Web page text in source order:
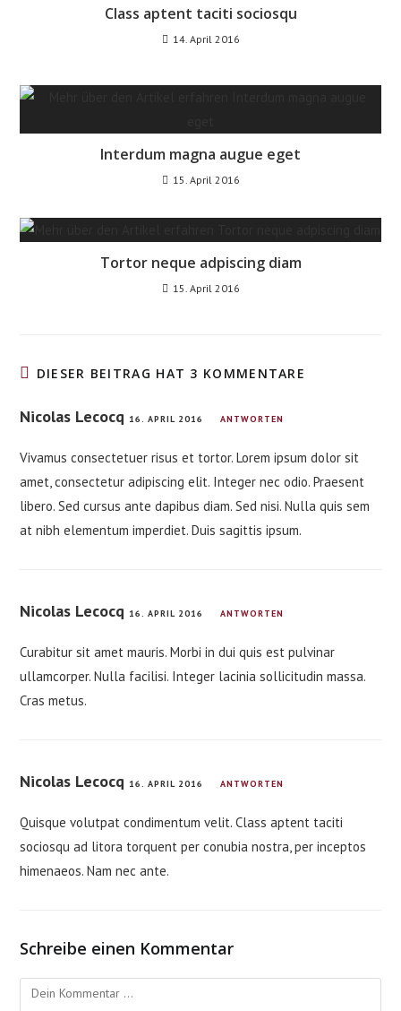
Class aptent taciti sociosqu
14. April 2016
Interdum magna augue eget
15. April 2016
Tortor neque adpiscing diam
15. April 2016
DIESER BEITRAG HAT 3 KOMMENTARE
Nicolas Lecocq 16. APRIL 2016 ANTWORTEN
Vivamus consectetuer risus et tortor. Lorem ipsum dolor sit
amet, consectetur adipiscing elit. Integer nec odio. Praesent
libero. Sed cursus ante dapibus diam. Sed nisi. Nulla quis sem
at nibh elementum imperdiet. Duis sagittis ipsum.
Nicolas Lecocq 16. APRIL 2016 ANTWORTEN
Curabitur sit amet mauris. Morbi in dui quis est pulvinar
ullamcorper. Nulla facilisi. Integer lacinia sollicitudin massa.
Cras metus.
Nicolas Lecocq 16. APRIL 2016 ANTWORTEN
Quisque volutpat condimentum velit. Class aptent taciti
sociosqu ad litora torquent per conubia nostra, per inceptos
himenaeos. Nam nec ante.
Schreibe einen Kommentar
Kommentieren